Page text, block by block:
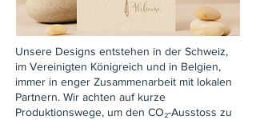
Unsere Designs entstehen in der Schweiz,
im Vereinigten Königreich und in Belgien,
immer in enger Zusammenarbeit mit lokalen
Partnern. Wir achten auf kurze
Produktionswege, um den CO₂-Ausstoss zu